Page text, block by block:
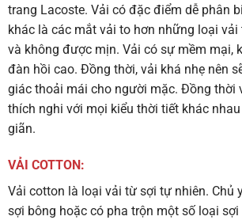
trang Lacoste. Vải có đặc điểm dễ phân
khác là các mắt vải to hơn những loại
và không được mịn. Vải có sự mềm mại,
đàn hồi cao. Đồng thời, vải khá nhẹ nên
giác thoải mái cho người mặc. Đồng thời
thích nghi với mọi kiểu thời tiết khác
giãn.
VẢI COTTON:
Vải cotton là loại vải từ sợi tự nhiên. Chủ
sợi bông hoặc có pha trộn một số loại